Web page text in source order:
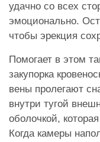
удачно со всех
эмоционально.
чтобы эрекция
Помогает в этом
закупорка
вены пролегают
внутри тугой
оболочкой,
Когда камеры